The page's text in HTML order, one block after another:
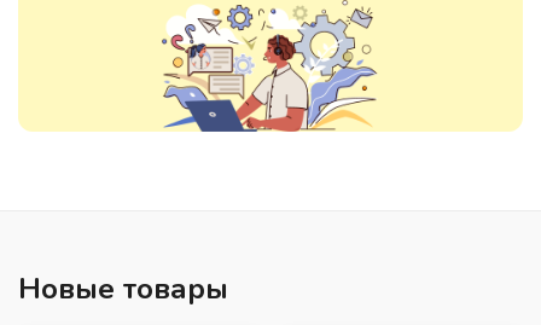
Новые товары